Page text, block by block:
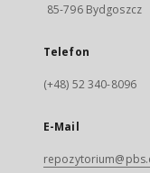
85-796 Bydgoszcz
Telefon
(+48) 52 340-8096
E-Mail